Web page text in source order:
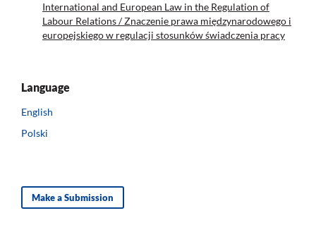
International and European Law in the Regulation of
Labour Relations / Znaczenie prawa międzynarodowego i
europejskiego w regulacji stosunków świadczenia pracy
Language
English
Polski
Make a Submission